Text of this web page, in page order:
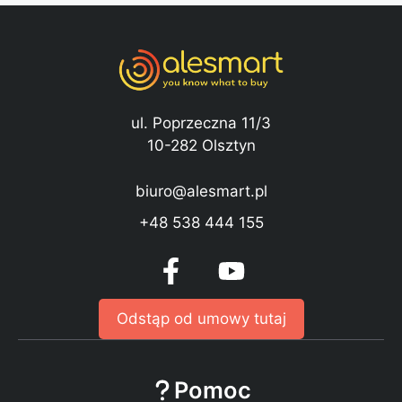
ul. Poprzeczna 11/3
10-282 Olsztyn
biuro@alesmart.pl
+48 538 444 155
Odstąp od umowy tutaj
Pomoc